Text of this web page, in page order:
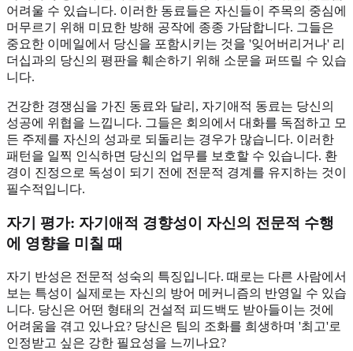
어려울 수 있습니다. 이러한 동료들은 자신들이 주목의 중심에
머무르기 위해 미묘한 방해 공작에 종종 가담합니다. 그들은
중요한 이메일에서 당신을 포함시키는 것을 '잊어버리거나' 리
더십과의 당신의 평판을 훼손하기 위해 소문을 퍼뜨릴 수 있습
니다.
건강한 경쟁심을 가진 동료와 달리, 자기애적 동료는 당신의
성공에 위협을 느낍니다. 그들은 회의에서 대화를 독점하고 모
든 주제를 자신의 성과로 되돌리는 경우가 많습니다. 이러한
패턴을 일찍 인식하면 당신의 업무를 보호할 수 있습니다. 환
경이 진정으로 독성이 되기 전에 전문적 경계를 유지하는 것이
필수적입니다.
자기 평가: 자기애적 경향성이 자신의 전문적 수행
에 영향을 미칠 때
자기 반성은 전문적 성숙의 특징입니다. 때로는 다른 사람에서
보는 특성이 실제로는 자신의 방어 메커니즘의 반영일 수 있습
니다. 당신은 어떤 형태의 건설적 피드백도 받아들이는 것에
어려움을 겪고 있나요? 당신은 팀의 조화를 희생하며 '최고'로
인정받고 싶은 강한 필요성을 느끼나요?